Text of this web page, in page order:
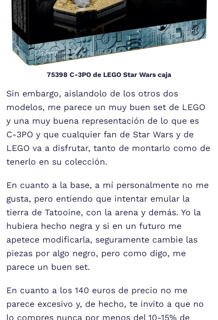
75398 C-3PO de LEGO Star Wars caja
Sin embargo, aislandolo de los otros dos
modelos, me parece un muy buen set de LEGO
y una muy buena representación de lo que es
C-3PO y que cualquier fan de Star Wars y de
LEGO va a disfrutar, tanto de montarlo como de
tenerlo en su colección.
En cuanto a la base, a mí personalmente no me
gusta, pero entiendo que intentar emular la
tierra de Tatooine, con la arena y demás. Yo la
hubiera hecho negra y si en un futuro me
apetece modificarla, seguramente cambie las
piezas por algo negro, pero como digo, me
parece un buen set.
En cuanto a los 140 euros de precio no me
parece excesivo y, de hecho, te invito a que no
lo compres nunca por menos del 10-15% de